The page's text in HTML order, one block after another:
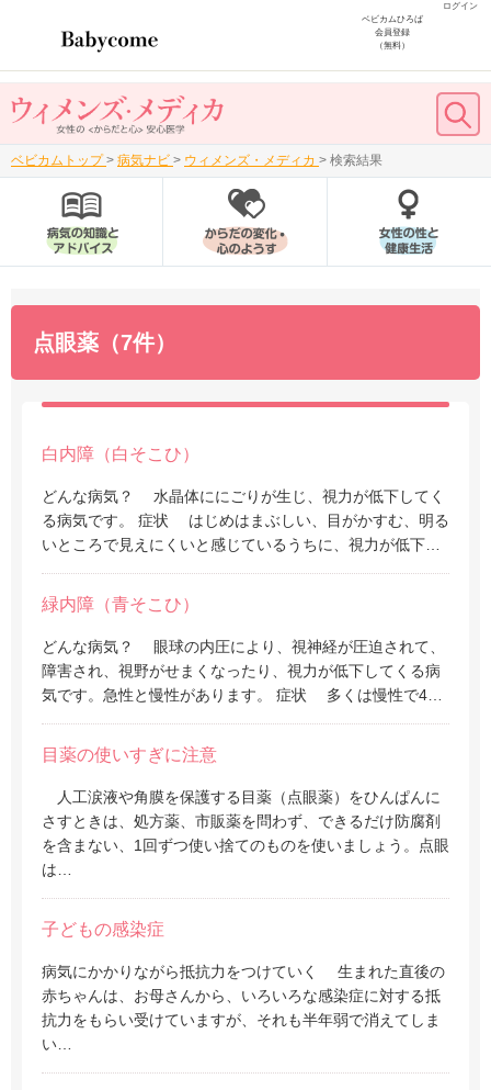
ログイン
ベビカムひろば
会員登録
（無料）
ベビカムトップ > 病気ナビ > ウィメンズ・メディカ > 検索結果
点眼薬（7件）
白内障（白そこひ）
どんな病気？ 水晶体ににごりが生じ、視力が低下してく
る病気です。 症状 はじめはまぶしい、目がかすむ、明る
いところで見えにくいと感じているうちに、視力が低下…
緑内障（青そこひ）
どんな病気？ 眼球の内圧により、視神経が圧迫されて、
障害され、視野がせまくなったり、視力が低下してくる病
気です。急性と慢性があります。 症状 多くは慢性で4…
目薬の使いすぎに注意
人工涙液や角膜を保護する目薬（点眼薬）をひんぱんに
さすときは、処方薬、市販薬を問わず、できるだけ防腐剤
を含まない、1回ずつ使い捨てのものを使いましょう。点眼
は…
子どもの感染症
病気にかかりながら抵抗力をつけていく 生まれた直後の
赤ちゃんは、お母さんから、いろいろな感染症に対する抵
抗力をもらい受けていますが、それも半年弱で消えてしま
い…